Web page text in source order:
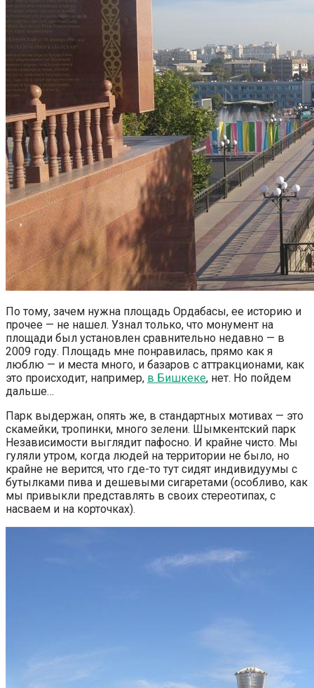
По тому, зачем нужна площадь Ордабасы, ее историю и
прочее — не нашел. Узнал только, что монумент на
площади был установлен сравнительно недавно — в
2009 году. Площадь мне понравилась, прямо как я
люблю — и места много, и базаров с аттракционами, как
это происходит, например, в Бишкеке, нет. Но пойдем
дальше…
Парк выдержан, опять же, в стандартных мотивах — это
скамейки, тропинки, много зелени. Шымкентский парк
Независимости выглядит пафосно. И крайне чисто. Мы
гуляли утром, когда людей на территории не было, но
крайне не верится, что где-то тут сидят индивидуумы с
бутылками пива и дешевыми сигаретами (особливо, как
мы привыкли представлять в своих стереотипах, с
насваем и на корточках).